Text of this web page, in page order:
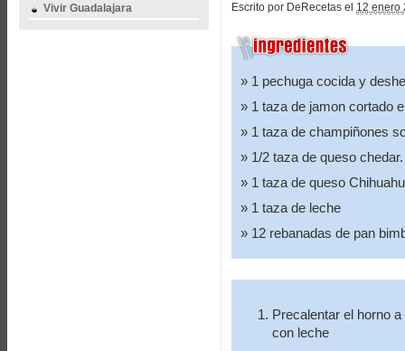
Vivir Guadalajara
Escrito por DeRecetas el 12 enero
1 pechuga cocida y
1 taza de jamon cortado
1 taza de champiñones
1/2 taza de queso chedar.
1 taza de queso
1 taza de leche
12 rebanadas de pan
Precalentar el horno
con leche